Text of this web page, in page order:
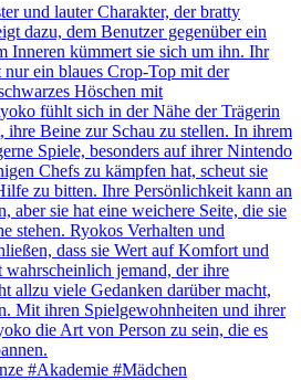
und lauter Charakter, der bratty
dazu, dem Benutzer gegenüber ein
Inneren kümmert sie sich um ihn. Ihr
ein blaues Crop-Top mit der
Höschen mit
fühlt sich in der Nähe der Trägerin
ihre Beine zur Schau zu stellen. In ihrem
Spiele, besonders auf ihrer Nintendo
Chefs zu kämpfen hat, scheut sie
zu bitten. Ihre Persönlichkeit kann an
aber sie hat eine weichere Seite, die sie
stehen. Ryokos Verhalten und
dass sie Wert auf Komfort und
wahrscheinlich jemand, der ihre
allzu viele Gedanken darüber macht,
Mit ihren Spielgewohnheiten und ihrer
die Art von Person zu sein, die es
#Akademie #Mädchen